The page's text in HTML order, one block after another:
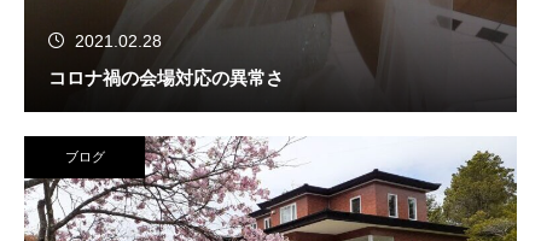
2021.02.28
コロナ禍の会場対応の異常さ
ブログ